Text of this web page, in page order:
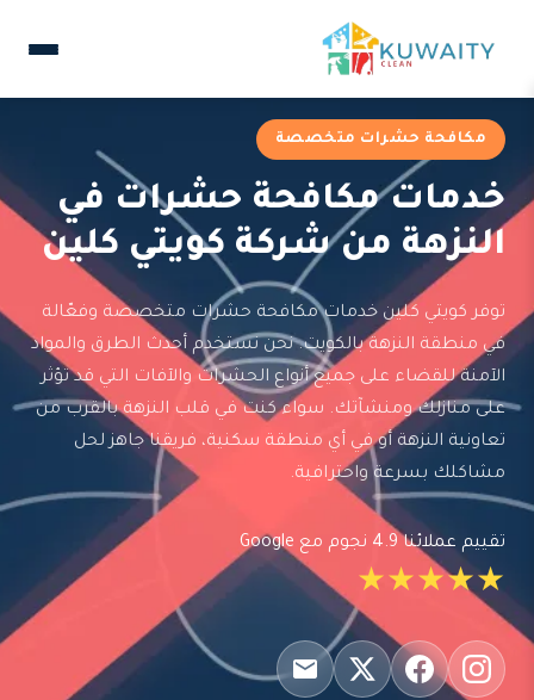
مكافحة حشرات متخصصة
خدمات مكافحة حشرات في
النزهة من شركة كويتي كلين
توفر كويتي كلين خدمات مكافحة حشرات متخصصة وفعّالة
في منطقة النزهة بالكويت. نحن نستخدم أحدث الطرق والمواد
الآمنة للقضاء على جميع أنواع الحشرات والآفات التي قد تؤثر
على منازلك ومنشآتك. سواء كنت في قلب النزهة بالقرب من
تعاونية النزهة أو في أي منطقة سكنية، فريقنا جاهز لحل
مشاكلك بسرعة واحترافية.
تقييم عملائنا 4.9 نجوم مع Google
★★★★★